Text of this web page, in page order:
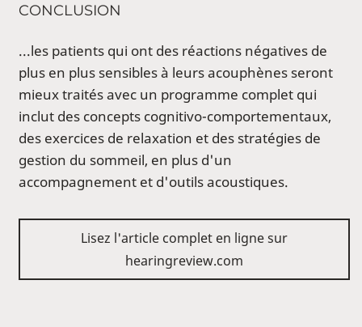
CONCLUSION
...les patients qui ont des réactions négatives de
plus en plus sensibles à leurs acouphènes seront
mieux traités avec un programme complet qui
inclut des concepts cognitivo-comportementaux,
des exercices de relaxation et des stratégies de
gestion du sommeil, en plus d'un
accompagnement et d'outils acoustiques.
Lisez l'article complet en ligne sur
hearingreview.com